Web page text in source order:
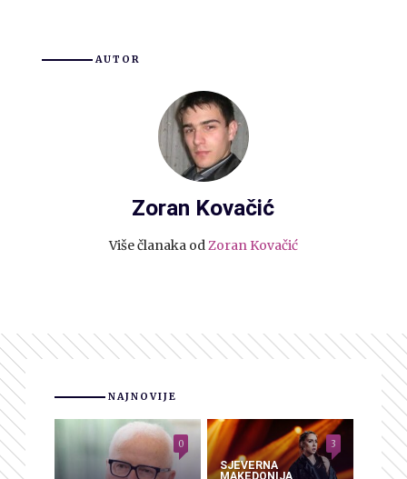
AUTOR
Zoran Kovačić
Više članaka odZoran Kovačić
NAJNOVIJE
0
SJEVERNA
3